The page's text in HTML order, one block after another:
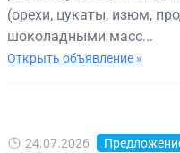
(орехи, цукаты, изюм,
шоколадными масс...
Открыть объявление »
24.07.2026